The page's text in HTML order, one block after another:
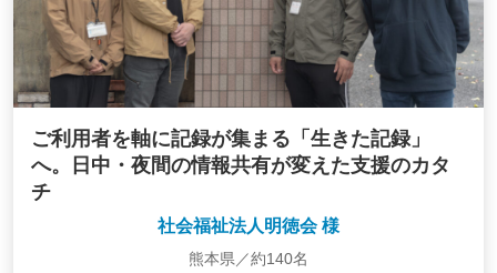
ご利用者を軸に記録が集まる「生きた記録」
へ。日中・夜間の情報共有が変えた支援のカタ
チ
社会福祉法人明徳会 様
熊本県／約140名